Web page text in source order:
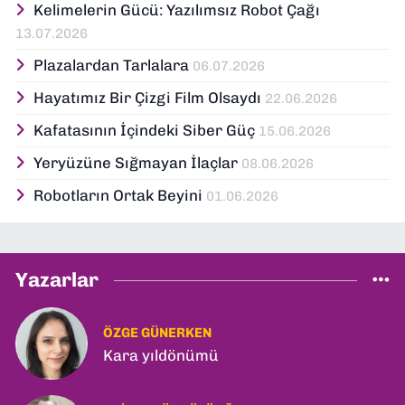
Kelimelerin Gücü: Yazılımsız Robot Çağı
13.07.2026
Plazalardan Tarlalara 06.07.2026
Hayatımız Bir Çizgi Film Olsaydı 22.06.2026
Kafatasının İçindeki Siber Güç 15.06.2026
Yeryüzüne Sığmayan İlaçlar 08.06.2026
Robotların Ortak Beyini 01.06.2026
Yazarlar
ÖZGE GÜNERKEN
Kara yıldönümü